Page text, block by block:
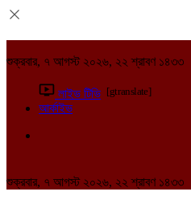
শুক্রবার, ৭ আগস্ট ২০২৬, ২২ শ্রাবণ ১৪৩৩
লাইভ টিভি [gtranslate]
আর্কাইভ
শুক্রবার, ৭ আগস্ট ২০২৬, ২২ শ্রাবণ ১৪৩৩